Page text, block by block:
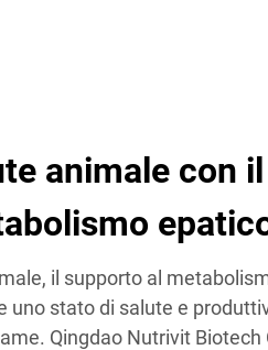
animale con il
il supporto al
uno stato di salute e
Qingdao Nutrivit Biotech